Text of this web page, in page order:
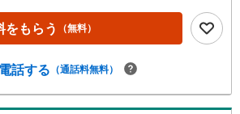
をもらう （無料）
電話する （通話料無料）